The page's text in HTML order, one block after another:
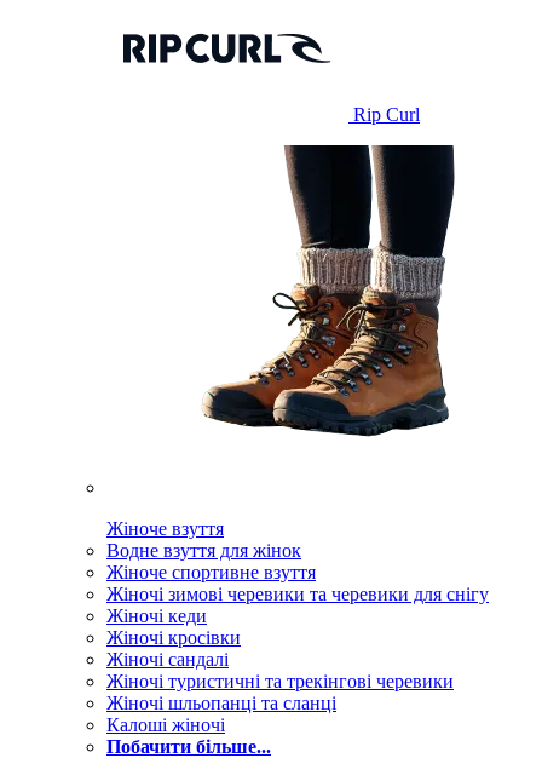
Rip Curl
Жіноче взуття
Водне взуття для жінок
Жіноче спортивне взуття
Жіночі зимові черевики та черевики для снігу
Жіночі кеди
Жіночі кросівки
Жіночі сандалі
Жіночі туристичні та трекінгові черевики
Жіночі шльопанці та сланці
Калоші жіночі
Побачити більше...